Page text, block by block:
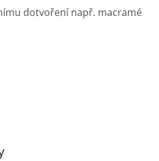
dotvoření např. macramé